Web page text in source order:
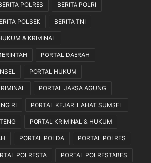
POLRES BERITA POLRI
POLSEK BERITA TNI
& KRIMINAL
PORTAL DAERAH
PORTAL HUKUM
PORTAL JAKSA AGUNG
RI PORTAL KEJARI LAHAT SUMSEL
PORTAL KRIMINAL & HUKUM
PORTAL POLDA PORTAL POLRES
POLRESTA PORTAL POLRESTABES